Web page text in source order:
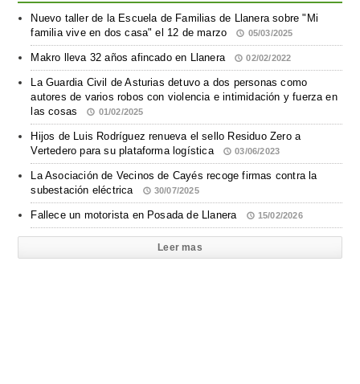
Nuevo taller de la Escuela de Familias de Llanera sobre "Mi
familia vive en dos casa" el 12 de marzo
05/03/2025
Makro lleva 32 años afincado en Llanera 02/02/2022
La Guardia Civil de Asturias detuvo a dos personas como
autores de varios robos con violencia e intimidación y fuerza en
las cosas
01/02/2025
Hijos de Luis Rodríguez renueva el sello Residuo Zero a
Vertedero para su plataforma logística
03/06/2023
La Asociación de Vecinos de Cayés recoge firmas contra la
subestación eléctrica
30/07/2025
Fallece un motorista en Posada de Llanera 15/02/2026
Leer mas